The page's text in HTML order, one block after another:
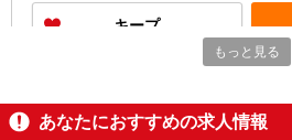
ィブ支給(規定有) ★月2回払い・週払い可能（規程
有）★ ゜・。○。・゜
キープ
人気機種に詳しくな
もっと見る
あなたにおすすめの求人情報